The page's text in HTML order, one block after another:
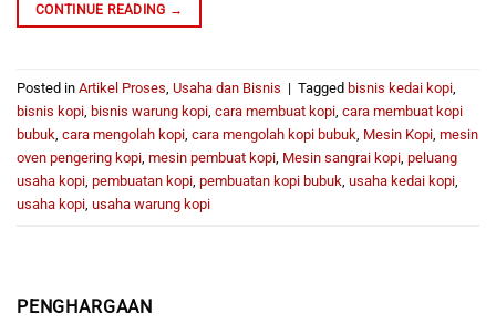
PENGHARGAAN
CONTINUE READING →
Posted in Artikel Proses, Usaha dan Bisnis | Tagged bisnis kedai kopi,
bisnis kopi, bisnis warung kopi, cara membuat kopi, cara membuat kopi
bubuk, cara mengolah kopi, cara mengolah kopi bubuk, Mesin Kopi, mesin
oven pengering kopi, mesin pembuat kopi, Mesin sangrai kopi, peluang
usaha kopi, pembuatan kopi, pembuatan kopi bubuk, usaha kedai kopi,
usaha kopi, usaha warung kopi